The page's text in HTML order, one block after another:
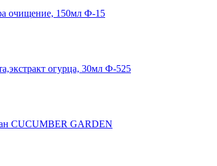
очищение, 150мл Ф-15
огурца, 30мл Ф-525
CUCUMBER GARDEN